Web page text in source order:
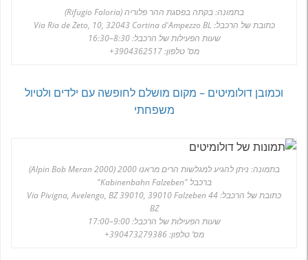
בתמונה: בקתה בפסגת ההר פלוריה (Rifugio Faloria)
כתובת של הרכבל: Via Ria de Zeto, 10, 32043 Cortina d'Ampezzo BL
שעות הפעילות של הרכבל: 8:30–16:30
מס’ טלפון: 3904362517+
וכמובן דולומיטים – מקום מושלם לחופשה עם ילדים ולטיול
משפחתי
בתמונה: ניתן להגיע למגלשות הרים מראנו 2000 (Alpin Bob Meran 2000)
ברכבל "Kabinenbahn Falzeben"
כתובת של הרכבל: 44 Via Pivigna, Avelengo, BZ 39010, 39010 Falzeben
BZ
שעות הפעילות של הרכבל: 9:00–17:00
מס’ טלפון: 390473279386+